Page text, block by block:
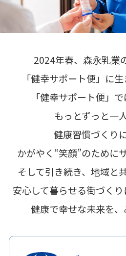
2024年春、森永乳業
「健幸サポート便」に
「健幸サポート便」
もっとずっと一
健康習慣づくり
かがやく“笑顔”のために
そして引き続き、地域と
安心して暮らせる街づく
健康で幸せな未来を